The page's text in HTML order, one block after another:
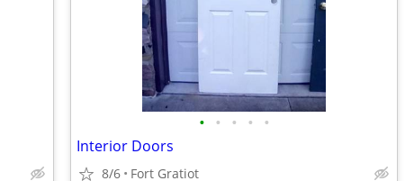
• • • • •
Interior Doors
8/6 Fort Gratiot